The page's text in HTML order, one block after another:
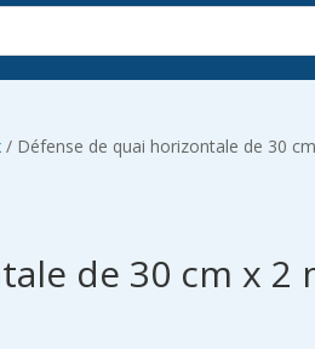
/ Défense de quai horizontale de 30
de 30 cm x 2